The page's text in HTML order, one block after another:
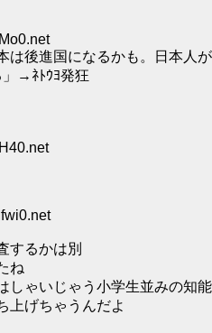
は後進国になるかも。日本人が
」→ﾈﾄｳﾖ発狂
するかは別
ね
しゃいじゃう小学生並みの知能
上げちゃうんだよ